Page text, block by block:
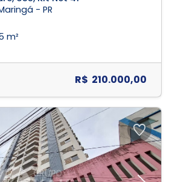
- PR
m²
R$ 210.000,00